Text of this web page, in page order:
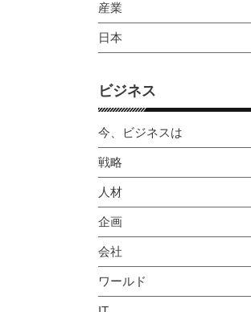
産業
日本
ビジネス
今、ビジネスは
戦略
人材
企画
会社
ワールド